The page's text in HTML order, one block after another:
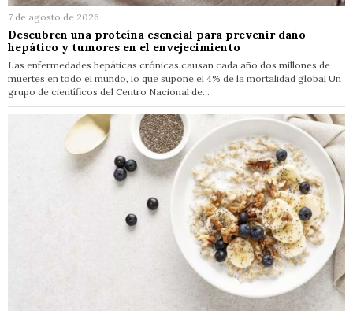
7 de agosto de 2026
Descubren una proteína esencial para prevenir daño
hepático y tumores en el envejecimiento
Las enfermedades hepáticas crónicas causan cada año dos millones de
muertes en todo el mundo, lo que supone el 4% de la mortalidad global Un
grupo de científicos del Centro Nacional de…